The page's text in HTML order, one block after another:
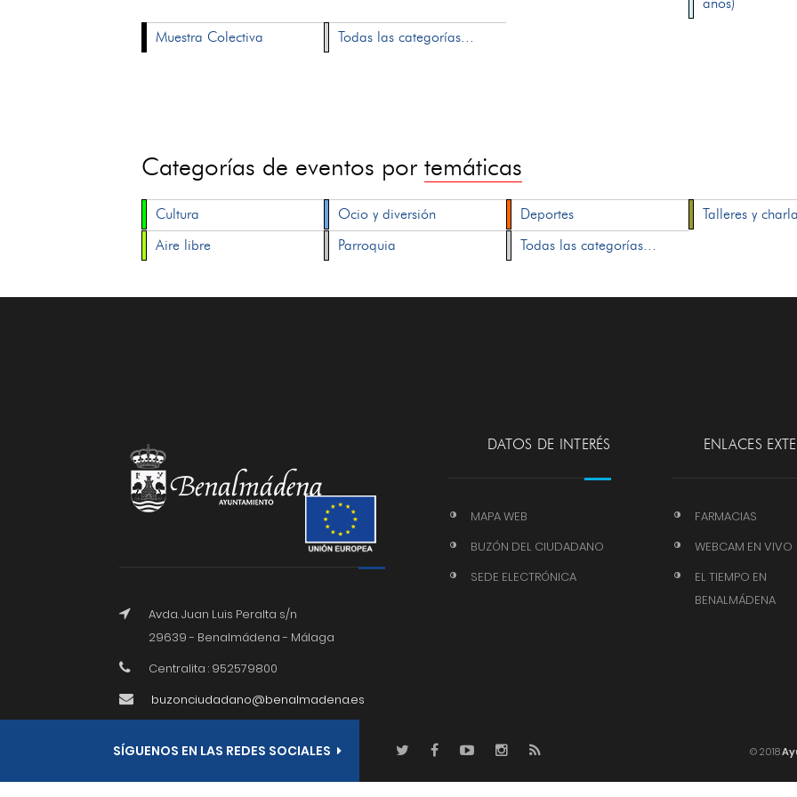
Muestra Colectiva
Todas las categorías...
Categorías de eventos portemáticas
Cultura Ocio y diversión Deportes Talleres y
Aire libre
Parroquia Todas las categorías...
Avda. Juan Luis Peralta s/n
29639 - Benalmádena - Málaga
Centralita : 952579800
buzonciudadano@benalmadena.es
DATOS DE INTERÉS
MAPA WEB
BUZÓN DEL CIUDADANO
SEDE ELECTRÓNICA
ENLACES
FARMACIAS
WEBCAM EN VIVO
EL TIEMPO EN
BENALMÁDENA
SÍGUENOS EN LAS REDES SOCIALES © 2018